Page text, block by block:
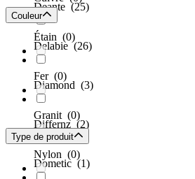
Deante (25)
Delabie(26)
Diamond (3)
Differnz (2)
Dometic(1)
Étain (0)
Fer (0)
Granit (0)
Nylon (0)
Couleur
Type de produit